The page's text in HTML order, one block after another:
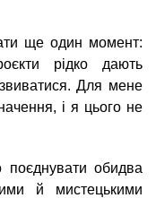
ще один момент:
рідко дають
Для мене
і я цього не
поєднувати обидва
й мистецькими